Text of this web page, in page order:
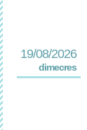
19/08/2026
dimecres